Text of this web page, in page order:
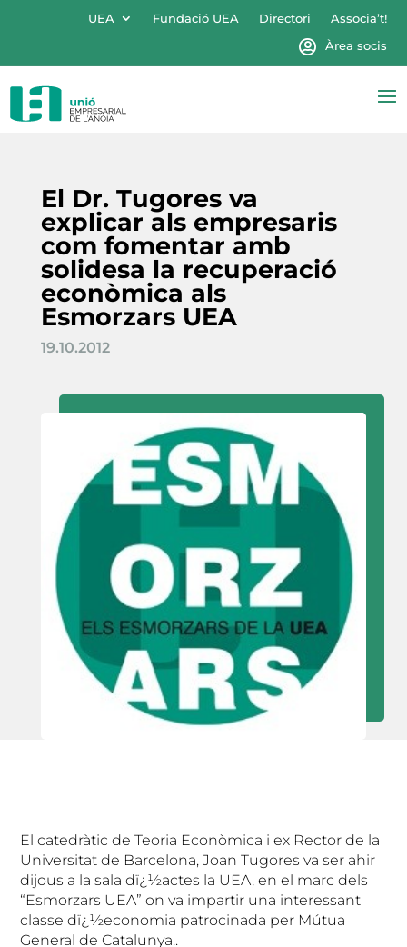
UEA Fundació UEA Directori
Associa’t!
Àrea socis
El Dr. Tugores va
explicar als empresaris
com fomentar amb
solidesa la recuperació
econòmica als
Esmorzars UEA
19.10.2012
El catedràtic de Teoria Econòmica i ex Rector de la
Universitat de Barcelona, Joan Tugores va ser ahir
dijous a la sala dï¿½actes la UEA, en el marc dels
“Esmorzars UEA” on va impartir una interessant
classe dï¿½economia patrocinada per Mútua
General de Catalunya..